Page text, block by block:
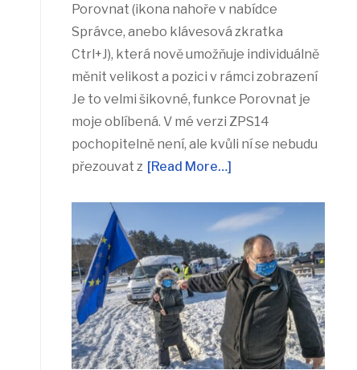
Porovnat (ikona nahoře v nabídce
Správce, anebo klávesová zkratka
Ctrl+J), která nově umožňuje individuálně
měnit velikost a pozici v rámci zobrazení
Je to velmi šikovné, funkce Porovnat je
moje oblíbená. V mé verzi ZPS14
pochopitelně není, ale kvůli ní se nebudu
přezouvat z [Read More…]